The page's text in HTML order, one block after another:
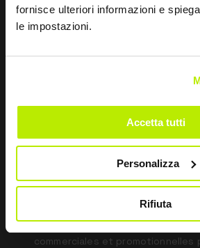
fornisce ulteriori informazioni e
le impostazioni.
Accetta tutti
Personalizza
Rifiuta
Restons en contact
blank
*J’ai lu la déclaration de
Je consens au traitement des
commerciales et promotionnelles